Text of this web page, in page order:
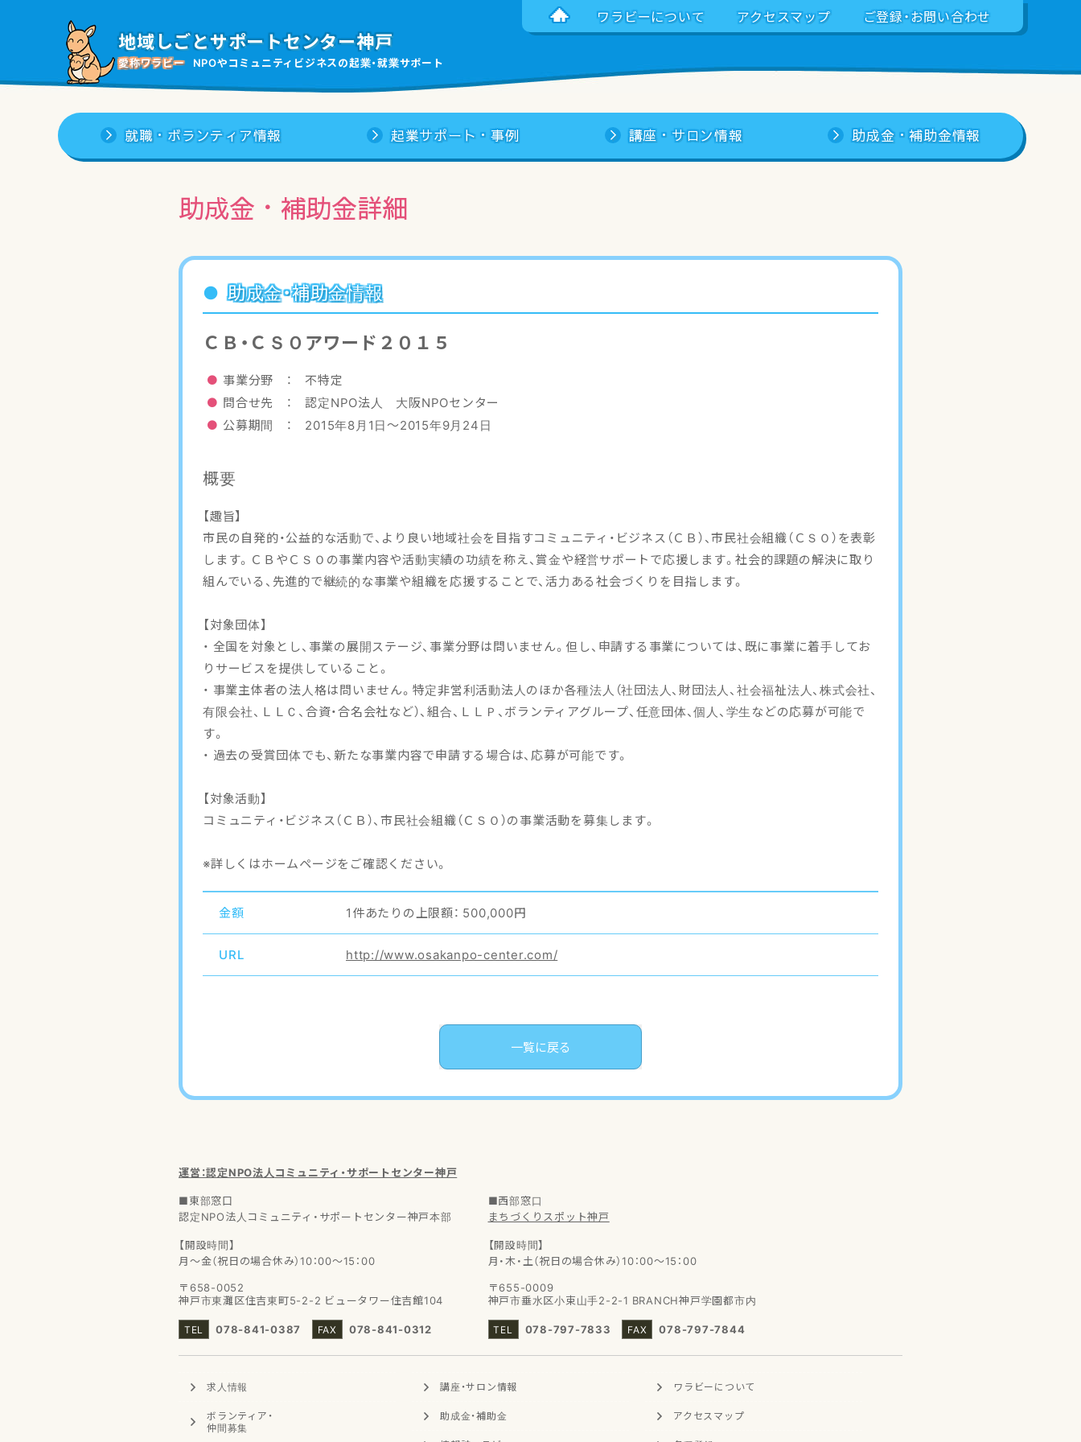
ワラビーについて アクセスマップ ご登録・お問い合わせ
地域しごとサポートセンター神戸
愛称ワラビー NPOやコミュニティビジネスの起業・就業サポート
就職・ボランティア情報 起業サポート・事例 講座・サロン情報 助成金・補助金情報
助成金・補助金詳細
助成金・補助金情報
ＣＢ・ＣＳＯアワード２０１５
事業分野 ： 不特定
問合せ先 ： 認定NPO法人 大阪NPOセンター
公募期間 ： 2015年8月1日〜2015年9月24日
概要
【趣旨】
市民の自発的・公益的な活動で、より良い地域社会を目指すコミュニティ・ビジネス（ＣＢ）、市民社会組織（ＣＳＯ）を表彰
します。ＣＢやＣＳＯの事業内容や活動実績の功績を称え、賞金や経営サポートで応援します。社会的課題の解決に取り
組んでいる、先進的で継続的な事業や組織を応援することで、活力ある社会づくりを目指します。
【対象団体】
・ 全国を対象とし、事業の展開ステージ、事業分野は問いません。但し、申請する事業については、既に事業に着手してお
りサービスを提供していること。
・ 事業主体者の法人格は問いません。特定非営利活動法人のほか各種法人（社団法人、財団法人、社会福祉法人、株式会社、
有限会社、ＬＬＣ、合資・合名会社など）、組合、ＬＬＰ、ボランティアグループ、任意団体、個人、学生などの応募が可能で
す。
・ 過去の受賞団体でも、新たな事業内容で申請する場合は、応募が可能です。
【対象活動】
コミュニティ・ビジネス（ＣＢ）、市民社会組織（ＣＳＯ）の事業活動を募集します。
※詳しくはホームページをご確認ください。
金額 1件あたりの上限額： 500,000円
URL http://www.osakanpo-center.com/
一覧に戻る
運営：認定NPO法人コミュニティ・サポートセンター神戸
■東部窓口
認定NPO法人コミュニティ・サポートセンター神戸本部
【開設時間】
月～金（祝日の場合休み）10：00～15：00
〒658-0052
神戸市東灘区住吉東町5-2-2 ビュータワー住吉館104
078-841-0387
078-841-0312
■西部窓口
まちづくりスポット神戸
【開設時間】
月・木・土（祝日の場合休み）10：00～15：00
〒655-0009
神戸市垂水区小束山手2-2-1 BRANCH神戸学園都市内
078-797-7833
078-797-7844
求人情報
ボランティア ・
仲間募集
講座・サロン情報
助成金・補助金
ワラビーに ついて
アクセスマップ